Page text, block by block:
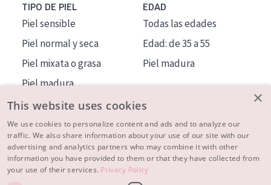
TIPO DE PIEL
Piel sensible
Piel normal y seca
Piel mixata o grasa
Piel madura
Piel expuesta al sol
Piel menopáusica
EDAD
Todas las edades
Edad: de 35 a 55
Piel madura
MÁS SOBRE NOSOTROS
INSPIRACIÓN
×
This website uses cookies
We use cookies to personalize content and ads and to analyze our
traffic. We also share information about your use of our site with our
advertising and analytics partners who may combine it with other
information you have provided to them or that they have collected from
your use of their services. Privacy Policy